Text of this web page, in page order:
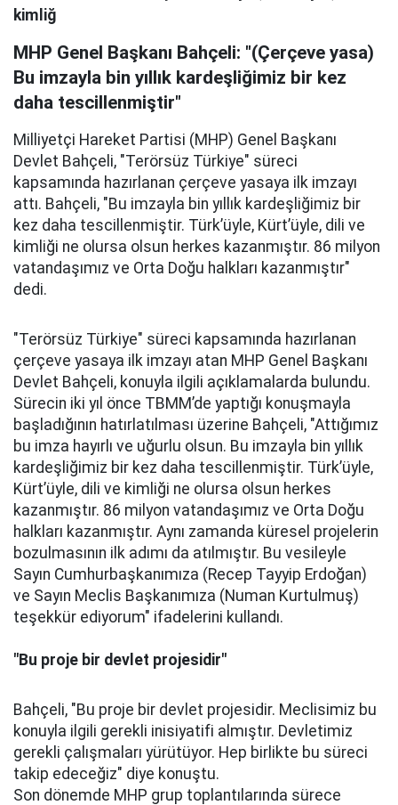
kimliğ
MHP Genel Başkanı Bahçeli: "(Çerçeve yasa)
Bu imzayla bin yıllık kardeşliğimiz bir kez
daha tescillenmiştir"
Milliyetçi Hareket Partisi (MHP) Genel Başkanı
Devlet Bahçeli, "Terörsüz Türkiye" süreci
kapsamında hazırlanan çerçeve yasaya ilk imzayı
attı. Bahçeli, "Bu imzayla bin yıllık kardeşliğimiz bir
kez daha tescillenmiştir. Türk’üyle, Kürt’üyle, dili ve
kimliği ne olursa olsun herkes kazanmıştır. 86 milyon
vatandaşımız ve Orta Doğu halkları kazanmıştır"
dedi.
"Terörsüz Türkiye" süreci kapsamında hazırlanan
çerçeve yasaya ilk imzayı atan MHP Genel Başkanı
Devlet Bahçeli, konuyla ilgili açıklamalarda bulundu.
Sürecin iki yıl önce TBMM’de yaptığı konuşmayla
başladığının hatırlatılması üzerine Bahçeli, "Attığımız
bu imza hayırlı ve uğurlu olsun. Bu imzayla bin yıllık
kardeşliğimiz bir kez daha tescillenmiştir. Türk’üyle,
Kürt’üyle, dili ve kimliği ne olursa olsun herkes
kazanmıştır. 86 milyon vatandaşımız ve Orta Doğu
halkları kazanmıştır. Aynı zamanda küresel projelerin
bozulmasının ilk adımı da atılmıştır. Bu vesileyle
Sayın Cumhurbaşkanımıza (Recep Tayyip Erdoğan)
ve Sayın Meclis Başkanımıza (Numan Kurtulmuş)
teşekkür ediyorum" ifadelerini kullandı.
"Bu proje bir devlet projesidir"
Bahçeli, "Bu proje bir devlet projesidir. Meclisimiz bu
konuyla ilgili gerekli inisiyatifi almıştır. Devletimiz
gerekli çalışmaları yürütüyor. Hep birlikte bu süreci
takip edeceğiz" diye konuştu.
Son dönemde MHP grup toplantılarında sürece